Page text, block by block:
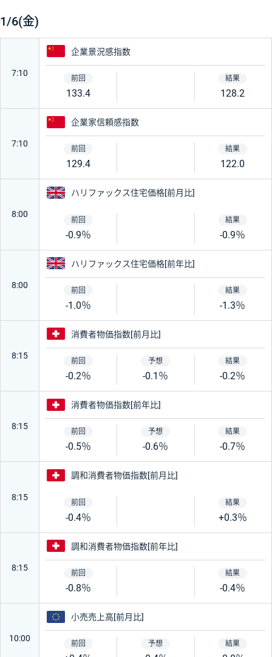
1/6(金)
7:10
中国
企業景況感指数
133.4 128.2
7:10
中国
企業家信頼感指数
129.4 122.0
8:00
イギリス
ハリファックス住宅価格[前月比]
-0.9％ -0.9％
8:00
イギリス
ハリファックス住宅価格[前年比]
-1.0％ -1.3％
8:15
スイス
消費者物価指数[前月比]
-0.2％ -0.1％ -0.2％
8:15
スイス
消費者物価指数[前年比]
-0.5％ -0.6％ -0.7％
8:15
スイス
調和消費者物価指数[前月比]
-0.4％ +0.3％
8:15
スイス
調和消費者物価指数[前年比]
-0.8％ -0.4％
10:00
ユーロ
小売売上高[前月比]